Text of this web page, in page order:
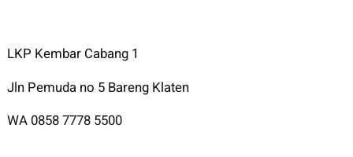
LKP Kembar Cabang 1
Jln Pemuda no 5 Bareng Klaten
WA 0858 7778 5500